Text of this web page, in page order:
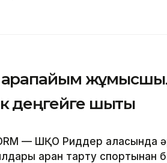
деңгейге шықты
— ШҚО Риддер қаласында
арқан тарту спортынан